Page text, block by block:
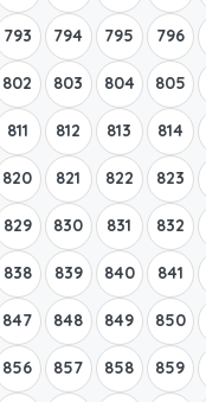
793 794 795 796
802 803 804 805
811 812 813 814
820 821 822 823
829 830 831 832
838 839 840 841
847 848 849 850
856 857 858 859